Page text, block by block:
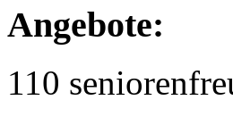
Angebote:
110